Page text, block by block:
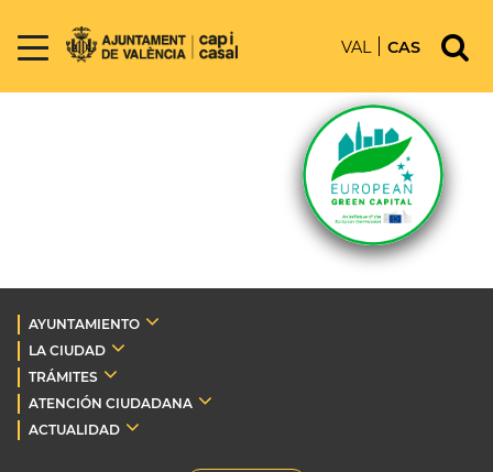
VAL CAS
AYUNTAMIENTO
LA CIUDAD
TRÁMITES
ATENCIÓN CIUDADANA
ACTUALIDAD